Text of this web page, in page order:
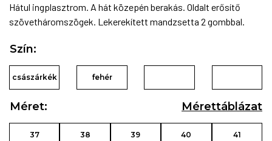
Hátul ingplasztrom. A hát közepén berakás. Oldalt erősítő
szövetháromszögek. Lekerekített mandzsetta 2 gombbal.
Szín:
császárkék fehér
Méret: Mérettáblázat
37 38 39 40 41